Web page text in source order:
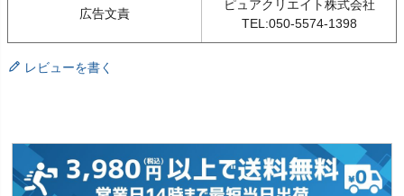
広告文責
ピュアクリエイト株式会社
TEL:050-5574-1398
レビューを書く